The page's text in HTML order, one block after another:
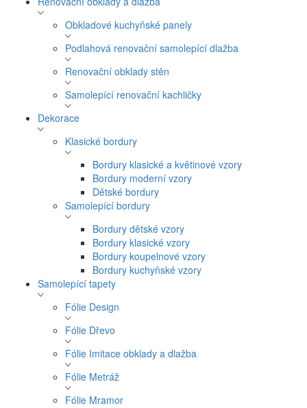
Obkladové kuchyňské panely
Podlahová renovační samolepící dlažba
Renovační obklady stěn
Samolepící renovační kachličky
Dekorace
Klasické bordury
Bordury klasické a květinové vzory
Bordury moderní vzory
Dětské bordury
Samolepící bordury
Bordury dětské vzory
Bordury klasické vzory
Bordury koupelnové vzory
Bordury kuchyňské vzory
Samolepící tapety
Fólie Design
Fólie Dřevo
Fólie Imitace obklady a dlažba
Fólie Metráž
Fólie Mramor